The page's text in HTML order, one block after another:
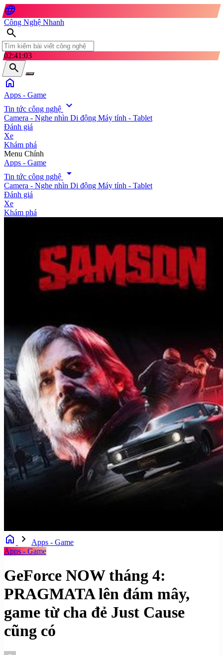
language
Công Nghệ Nhanh
search
02:41:04
search
home
Apps - Game
Tin tức công nghệ expand_more
Camera - Nghe nhìn Di động Máy tính - Tablet
Đánh giá
Xe
Khám phá
search
Menu Chính
Apps - Game
Tin tức công nghệ
arrow_drop_down
Camera - Nghe nhìn Di động Máy tính - Tablet
Đánh giá
Xe
Khám phá
home chevron_right
Apps - Game
Apps - Game
GeForce NOW tháng 4:
PRAGMATA lên đám mây,
game từ cha đẻ Just Cause
cũng có